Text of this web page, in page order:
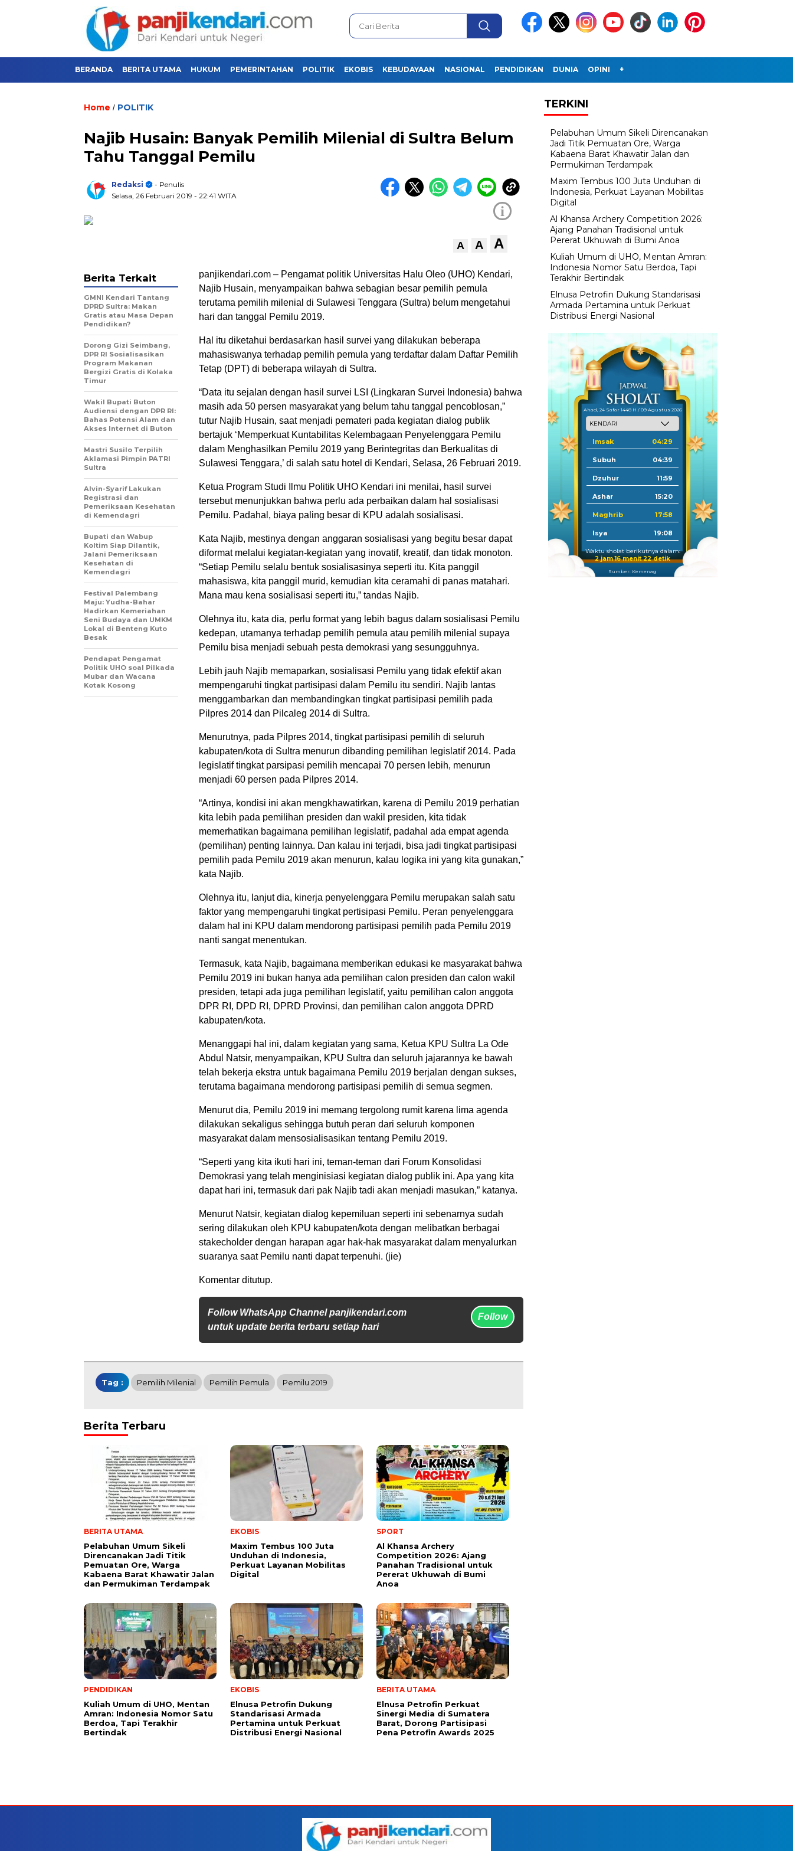
BERANDA BERITA UTAMA HUKUM PEMERINTAHAN POLITIK EKOBIS KEBUDAYAAN NASIONAL PENDIDIKAN DUNIA OPINI +
Home / POLITIK
Najib Husain: Banyak Pemilih Milenial di Sultra Belum
Tahu Tanggal Pemilu
Redaksi
- Penulis
Selasa, 26 Februari 2019 - 22:41 WITA
i
A A A
panjikendari.com – Pengamat politik Universitas Halu Oleo (UHO) Kendari,
Najib Husain, menyampaikan bahwa sebagian besar pemilih pemula
terutama pemilih milenial di Sulawesi Tenggara (Sultra) belum mengetahui
hari dan tanggal Pemilu 2019.
Hal itu diketahui berdasarkan hasil survei yang dilakukan beberapa
mahasiswanya terhadap pemilih pemula yang terdaftar dalam Daftar Pemilih
Tetap (DPT) di beberapa wilayah di Sultra.
“Data itu sejalan dengan hasil survei LSI (Lingkaran Survei Indonesia) bahwa
masih ada 50 persen masyarakat yang belum tahu tanggal pencoblosan,”
tutur Najib Husain, saat menjadi pemateri pada kegiatan dialog publik
bertajuk ‘Memperkuat Kuntabilitas Kelembagaan Penyelenggara Pemilu
dalam Menghasilkan Pemilu 2019 yang Berintegritas dan Berkualitas di
Sulawesi Tenggara,’ di salah satu hotel di Kendari, Selasa, 26 Februari 2019.
Ketua Program Studi Ilmu Politik UHO Kendari ini menilai, hasil survei
tersebut menunjukkan bahwa perlu ada perbaikan dalam hal sosialisasi
Pemilu. Padahal, biaya paling besar di KPU adalah sosialisasi.
Kata Najib, mestinya dengan anggaran sosialisasi yang begitu besar dapat
diformat melalui kegiatan-kegiatan yang inovatif, kreatif, dan tidak monoton.
“Setiap Pemilu selalu bentuk sosialisasinya seperti itu. Kita panggil
mahasiswa, kita panggil murid, kemudian kita ceramahi di panas matahari.
Mana mau kena sosialisasi seperti itu,” tandas Najib.
Olehnya itu, kata dia, perlu format yang lebih bagus dalam sosialisasi Pemilu
kedepan, utamanya terhadap pemilih pemula atau pemilih milenial supaya
Pemilu bisa menjadi sebuah pesta demokrasi yang sesungguhnya.
Lebih jauh Najib memaparkan, sosialisasi Pemilu yang tidak efektif akan
mempengaruhi tingkat partisipasi dalam Pemilu itu sendiri. Najib lantas
menggambarkan dan membandingkan tingkat partisipasi pemilih pada
Pilpres 2014 dan Pilcaleg 2014 di Sultra.
Menurutnya, pada Pilpres 2014, tingkat partisipasi pemilih di seluruh
kabupaten/kota di Sultra menurun dibanding pemilihan legislatif 2014. Pada
legislatif tingkat parsipasi pemilih mencapai 70 persen lebih, menurun
menjadi 60 persen pada Pilpres 2014.
“Artinya, kondisi ini akan mengkhawatirkan, karena di Pemilu 2019 perhatian
kita lebih pada pemilihan presiden dan wakil presiden, kita tidak
memerhatikan bagaimana pemilihan legislatif, padahal ada empat agenda
(pemilihan) penting lainnya. Dan kalau ini terjadi, bisa jadi tingkat partisipasi
pemilih pada Pemilu 2019 akan menurun, kalau logika ini yang kita gunakan,”
kata Najib.
Olehnya itu, lanjut dia, kinerja penyelenggara Pemilu merupakan salah satu
faktor yang mempengaruhi tingkat pertisipasi Pemilu. Peran penyelenggara
dalam hal ini KPU dalam mendorong partisipasi pemilih pada Pemilu 2019
nanti sangat menentukan.
Termasuk, kata Najib, bagaimana memberikan edukasi ke masyarakat bahwa
Pemilu 2019 ini bukan hanya ada pemilihan calon presiden dan calon wakil
presiden, tetapi ada juga pemilihan legislatif, yaitu pemilihan calon anggota
DPR RI, DPD RI, DPRD Provinsi, dan pemilihan calon anggota DPRD
kabupaten/kota.
Menanggapi hal ini, dalam kegiatan yang sama, Ketua KPU Sultra La Ode
Abdul Natsir, menyampaikan, KPU Sultra dan seluruh jajarannya ke bawah
telah bekerja ekstra untuk bagaimana Pemilu 2019 berjalan dengan sukses,
terutama bagaimana mendorong partisipasi pemilih di semua segmen.
Menurut dia, Pemilu 2019 ini memang tergolong rumit karena lima agenda
dilakukan sekaligus sehingga butuh peran dari seluruh komponen
masyarakat dalam mensosialisasikan tentang Pemilu 2019.
“Seperti yang kita ikuti hari ini, teman-teman dari Forum Konsolidasi
Demokrasi yang telah menginisiasi kegiatan dialog publik ini. Apa yang kita
dapat hari ini, termasuk dari pak Najib tadi akan menjadi masukan,” katanya.
Menurut Natsir, kegiatan dialog kepemiluan seperti ini sebenarnya sudah
sering dilakukan oleh KPU kabupaten/kota dengan melibatkan berbagai
stakecholder dengan harapan agar hak-hak masyarakat dalam menyalurkan
suaranya saat Pemilu nanti dapat terpenuhi. (jie)
Komentar ditutup.
Follow WhatsApp Channel panjikendari.com
untuk update berita terbaru setiap hari
Follow
Berita Terkait
GMNI Kendari Tantang
DPRD Sultra: Makan
Gratis atau Masa Depan
Pendidikan?
Dorong Gizi Seimbang,
DPR RI Sosialisasikan
Program Makanan
Bergizi Gratis di Kolaka
Timur
Wakil Bupati Buton
Audiensi dengan DPR RI:
Bahas Potensi Alam dan
Akses Internet di Buton
Mastri Susilo Terpilih
Aklamasi Pimpin PATRI
Sultra
Alvin-Syarif Lakukan
Registrasi dan
Pemeriksaan Kesehatan
di Kemendagri
Bupati dan Wabup
Koltim Siap Dilantik,
Jalani Pemeriksaan
Kesehatan di
Kemendagri
Festival Palembang
Maju: Yudha-Bahar
Hadirkan Kemeriahan
Seni Budaya dan UMKM
Lokal di Benteng Kuto
Besak
Pendapat Pengamat
Politik UHO soal Pilkada
Mubar dan Wacana
Kotak Kosong
Tag : Pemilih Milenial Pemilih Pemula Pemilu 2019
Berita Terbaru
BERITA UTAMA
Pelabuhan Umum Sikeli
Direncanakan Jadi Titik
Pemuatan Ore, Warga
Kabaena Barat Khawatir Jalan
dan Permukiman Terdampak
EKOBIS
Maxim Tembus 100 Juta
Unduhan di Indonesia,
Perkuat Layanan Mobilitas
Digital
SPORT
Al Khansa Archery
Competition 2026: Ajang
Panahan Tradisional untuk
Pererat Ukhuwah di Bumi
Anoa
PENDIDIKAN
Kuliah Umum di UHO, Mentan
Amran: Indonesia Nomor Satu
Berdoa, Tapi Terakhir
Bertindak
EKOBIS
Elnusa Petrofin Dukung
Standarisasi Armada
Pertamina untuk Perkuat
Distribusi Energi Nasional
BERITA UTAMA
Elnusa Petrofin Perkuat
Sinergi Media di Sumatera
Barat, Dorong Partisipasi
Pena Petrofin Awards 2025
TERKINI
Pelabuhan Umum Sikeli Direncanakan
Jadi Titik Pemuatan Ore, Warga
Kabaena Barat Khawatir Jalan dan
Permukiman Terdampak
Maxim Tembus 100 Juta Unduhan di
Indonesia, Perkuat Layanan Mobilitas
Digital
Al Khansa Archery Competition 2026:
Ajang Panahan Tradisional untuk
Pererat Ukhuwah di Bumi Anoa
Kuliah Umum di UHO, Mentan Amran:
Indonesia Nomor Satu Berdoa, Tapi
Terakhir Bertindak
Elnusa Petrofin Dukung Standarisasi
Armada Pertamina untuk Perkuat
Distribusi Energi Nasional
Ahad, 24 Safar 1448 H / 09 Agustus 2026
Imsak 04:29
Subuh 04:39
Dzuhur 11:59
Ashar 15:20
Maghrib 17:58
Isya 19:08
Waktu sholat berikutnya dalam:
2 jam 16 menit 22 detik
Sumber: Kemenag